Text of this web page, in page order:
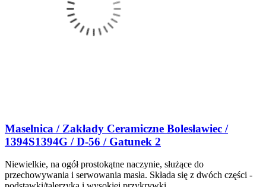
Maselnica / Zakłady Ceramiczne Bolesławiec /
1394S1394G / D-56 / Gatunek 2
Niewielkie, na ogół prostokątne naczynie, służące do
przechowywania i serwowania masła. Składa się z dwóch części -